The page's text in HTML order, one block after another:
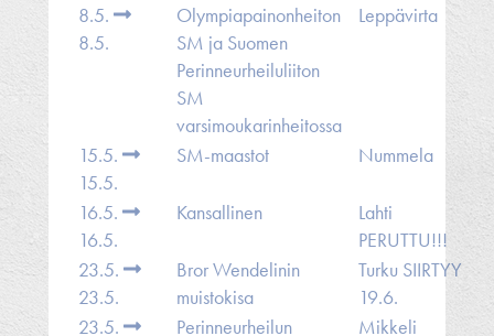
8.5.
8.5.
Olympiapainonheiton
SM ja Suomen
Perinneurheiluliiton
SM
varsimoukarinheitossa
Leppävirta
15.5.
15.5.
SM-maastot Nummela
16.5.
16.5.
Kansallinen
Lahti
PERUTTU!!!
23.5.
23.5.
Bror Wendelinin
muistokisa
Turku SIIRTYY
19.6.
23.5.
Perinneurheilun
Mikkeli